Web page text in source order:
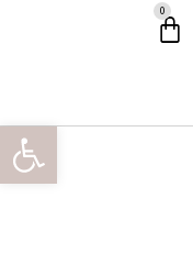
פתח
0 עגלת